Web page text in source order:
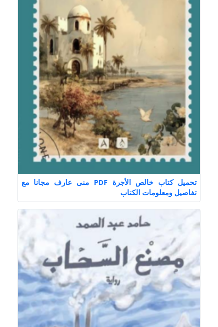
تحميل كتاب خالص الأجرة PDF منى عارف مجانا مع
تفاصيل ومعلومات الكتاب